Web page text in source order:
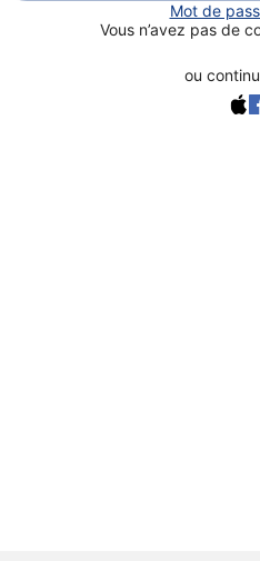
Mot de
Vous n’avez pas de
ou